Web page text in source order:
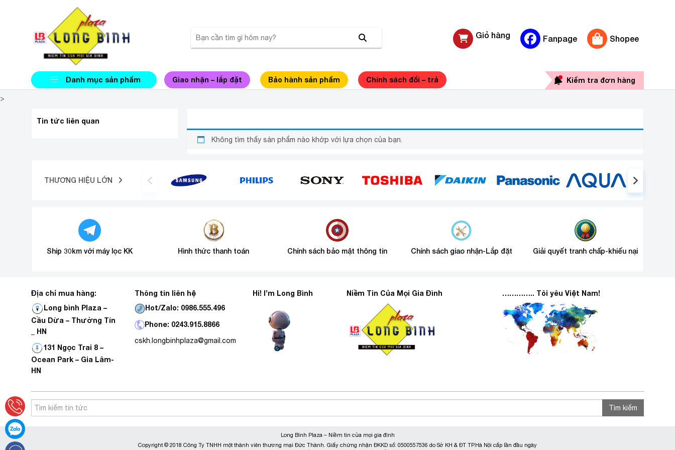
Giỏ hàng Fanpage Shopee
Danh mục sản phẩm Giao nhận – lắp đặt Bảo hành sản phẩm Chính sách đổi – trả Kiểm tra đơn hàng
>
Không tìm thấy sản phẩm nào khớp với lựa chọn của bạn.
Tin tức liên quan
THƯƠNG HIỆU LỚN
Ship 30km với máy lọc KK Hình thức thanh toán Chính sách bảo mật thông tin Chính sách giao nhận-Lắp đặt Giải quyết tranh chấp-khiếu nại
Địa chỉ mua hàng:
Long bình Plaza –
Cầu Dừa – Thường Tín
_ HN
131 Ngọc Trai 8 –
Ocean Park – Gia Lâm-
HN
Thông tin liên hệ
Hot/Zalo: 0986.555.496
Phone: 0243.915.8866
cskh.longbinhplaza@gmail.com
Hi! I’m Long Bình Niềm Tin Của Mọi Gia Đình ………….. Tôi yêu Việt Nam!
Tìm kiếm
Long Bình Plaza – Niềm tin của mọi gia đình
Copyright © 2018 Công Ty TNHH một thành viên thương mại Đức Thành. Giấy chứng nhận ĐKKD số: 0500557536 do Sở KH & ĐT TP.Hà Nội cấp lần đầu ngày